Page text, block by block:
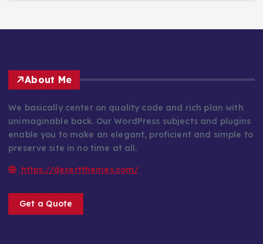
About Me
We basically center on quality code and rich plan with
unimaginable back. Our WordPress subjects and plugins
enable you to make an elegant, proficient and simple to
preserve site in no time at all.
https://desertthemes.com/
Get a Quote